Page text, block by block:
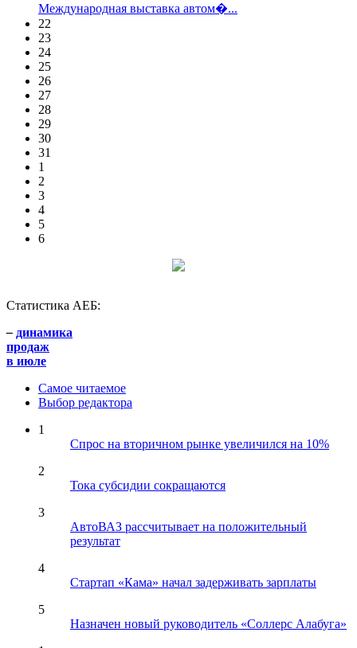
Международная выставка автом�...
22
23
24
25
26
27
28
29
30
31
1
2
3
4
5
6
Статистика АЕБ:
– динамика
продаж
в июле
Самое читаемое
Выбор редактора
1
Спрос на вторичном рынке увеличился на 10%
2
Тока субсидии сокращаются
3
АвтоВАЗ рассчитывает на положительный
результат
4
Стартап «Кама» начал задерживать зарплаты
5
Назначен новый руководитель «Соллерс Алабуга»